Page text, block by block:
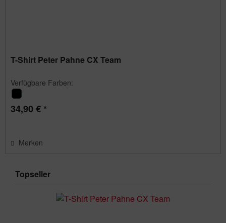
T-Shirt Peter Pahne CX Team
Verfügbare Farben:
34,90 € *
Merken
Topseller